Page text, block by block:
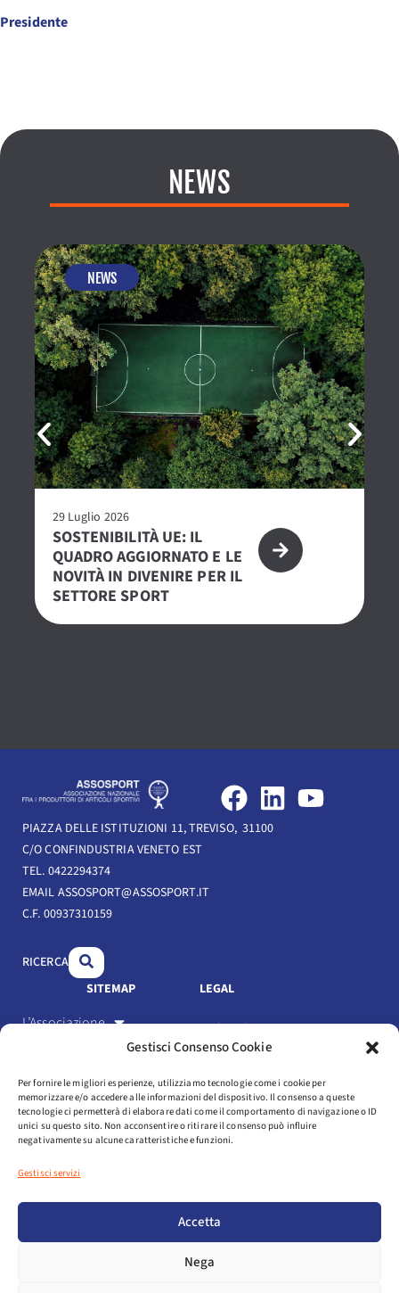
Gestisci Consenso Cookie
Per fornire le migliori esperienze, utilizziamo tecnologie come i cookie per
memorizzare e/o accedere alle informazioni del dispositivo. Il consenso a queste
tecnologie ci permetterà di elaborare dati come il comportamento di navigazione o ID
unici su questo sito. Non acconsentire o ritirare il consenso può influire
negativamente su alcune caratteristiche e funzioni.
Gestisci servizi
Accetta
Nega
Presidente
NEWS
NEWS
29 Luglio 2026
SOSTENIBILITÀ UE: IL
QUADRO AGGIORNATO E LE
NOVITÀ IN DIVENIRE PER IL
SETTORE SPORT
F
a
c
L
i
Y
o
PIAZZA DELLE ISTITUZIONI 11, TREVISO, 31100
C/O CONFINDUSTRIA VENETO EST
TEL. 0422294374
EMAIL ASSOSPORT@ASSOSPORT.IT
C.F. 00937310159
RICERCA
SITEMAP
L’Associazione
Il settore
Servizi
LEGAL
Link Utili
Cookie Policy
NEWSLETTER
AREA ASSOCIATI